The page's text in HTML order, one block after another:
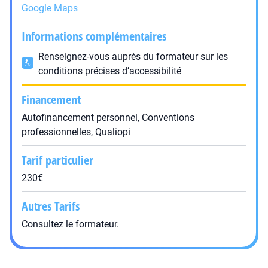
Google Maps
Informations complémentaires
Renseignez-vous auprès du formateur sur les
conditions précises d’accessibilité
Financement
Autofinancement personnel, Conventions
professionnelles, Qualiopi
Tarif particulier
230€
Autres Tarifs
Consultez le formateur.